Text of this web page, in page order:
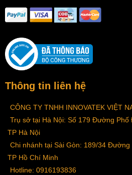
>>> Xem thêm:
Thứ hai:
Thông tin liên hệ
CÔNG TY TNHH INNOVATEK VIỆT
Trụ sở tại Hà Nội: Số 179 Đường Phố
TP Hà Nội
Chi nhánh tại Sài Gòn: 189/34 Đường
TP Hồ Chí Minh
Hotline: 0916193836